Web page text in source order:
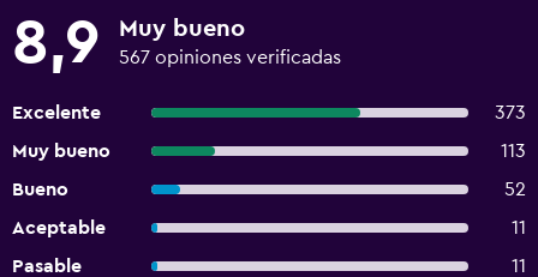
8,9 Muy bueno
567 opiniones verificadas
Excelente
373
Muy bueno
113
Bueno
52
Aceptable
11
Pasable
11